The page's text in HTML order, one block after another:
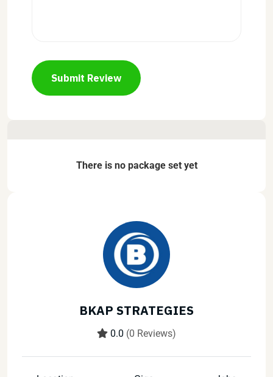
Submit Review
There is no package set yet
BKAP STRATEGIES
0.0 (0 Reviews)